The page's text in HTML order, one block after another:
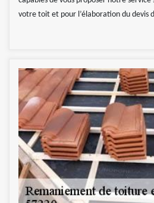
votre toit et pour l’élaboration du devis